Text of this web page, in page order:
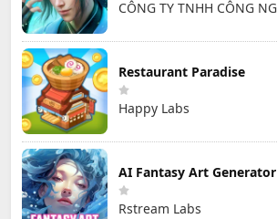
Restaurant Paradise
Happy Labs
AI Fantasy Art Generator
Rstream Labs